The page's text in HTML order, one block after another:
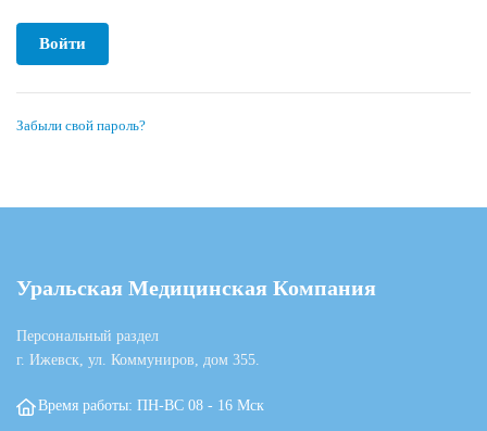
Забыли свой пароль?
Уральская Медицинская Компания
Персональный раздел
г. Ижевск, ул. Коммуниров, дом 355.
Время работы: ПН-ВС 08 - 16 Мск